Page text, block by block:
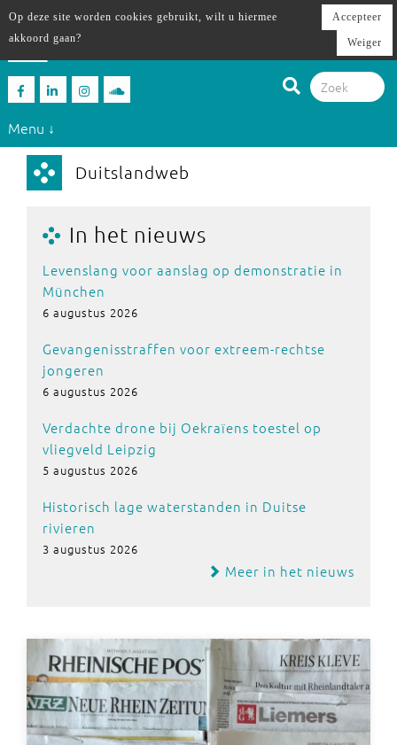
Menu ↓
Duitslandweb
In het nieuws
Levenslang voor aanslag op demonstratie in
München
6 augustus 2026
Gevangenisstraffen voor extreem-rechtse
jongeren
6 augustus 2026
Verdachte drone bij Oekraïens toestel op
vliegveld Leipzig
5 augustus 2026
Historisch lage waterstanden in Duitse
rivieren
3 augustus 2026
Meer in het nieuws
Op deze site worden cookies gebruikt, wilt u hiermee
akkoord gaan?
Accepteer
Weiger